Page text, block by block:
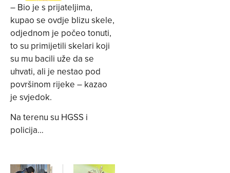
– Bio je s prijateljima,
kupao se ovdje blizu skele,
odjednom je počeo tonuti,
to su primijetili skelari koji
su mu bacili uže da se
uhvati, ali je nestao pod
površinom rijeke – kazao
je svjedok.
Na terenu su HGSS i
policija…